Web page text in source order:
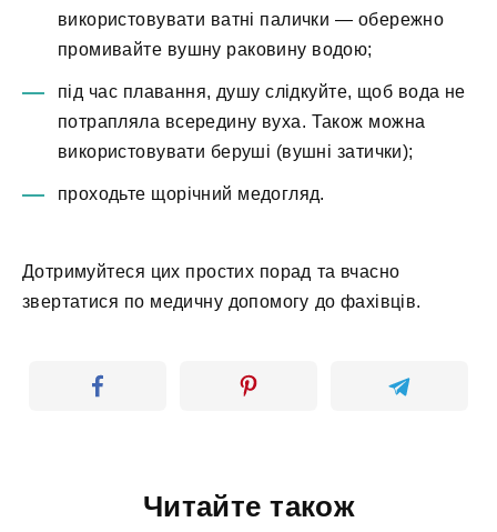
використовувати ватні палички — обережно
промивайте вушну раковину водою;
під час плавання, душу слідкуйте, щоб вода не
потрапляла всередину вуха. Також можна
використовувати беруші (вушні затички);
проходьте щорічний медогляд.
Дотримуйтеся цих простих порад та вчасно
звертатися по медичну допомогу до фахівців.
Читайте також